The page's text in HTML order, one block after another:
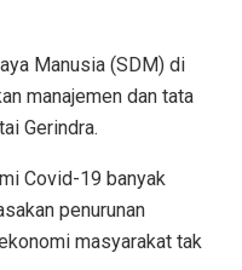
Manusia (SDM) di
manajemen dan tata
Gerindra.
Covid-19 banyak
penurunan
masyarakat tak